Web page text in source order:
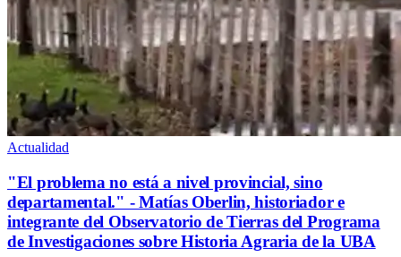
Actualidad
"El problema no está a nivel provincial, sino
departamental." - Matías Oberlin, historiador e
integrante del Observatorio de Tierras del Programa
de Investigaciones sobre Historia Agraria de la UBA